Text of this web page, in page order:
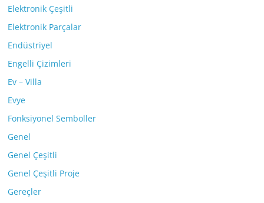
Elektronik Çeşitli
Elektronik Parçalar
Endüstriyel
Engelli Çizimleri
Ev – Villa
Evye
Fonksiyonel Semboller
Genel
Genel Çeşitli
Genel Çeşitli Proje
Gereçler